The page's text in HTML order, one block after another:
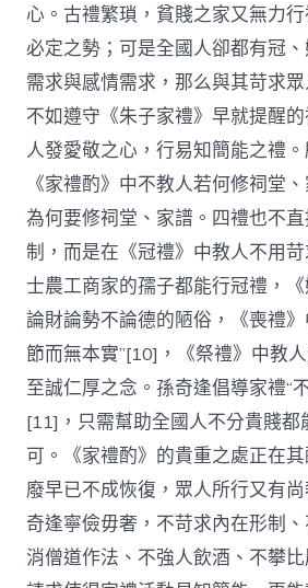
心。古禮繁瑣，貧賤之家又無力
必定之勢；可是全國人卻都有冠
需求與感情需求，那么與其苛求眾
不如遵守《朱子家禮》早就提醒
人發愛敬之心，行易知簡能之禮
《家禮酌》中不教人若何修祠堂
為何要修祠堂、家譜。四禮也不
制，而是在《冠禮》中教人不用
士農工商家的孺子都能行冠禮，
論財論勢不論德的陋俗，《喪禮
節而無本實”[10]，《祭禮》中教
至誠仁厚之念。孫奇逢倡導家禮“
[11]，只需幫助全國人不分貴賤都
可。《家禮酌》的貴重之處正在
廢早已不成恢復，眾人所行又有
奇逢寧儉毋奢，不苛求內在形制
消僧道作法、不強人飲酒、不攀